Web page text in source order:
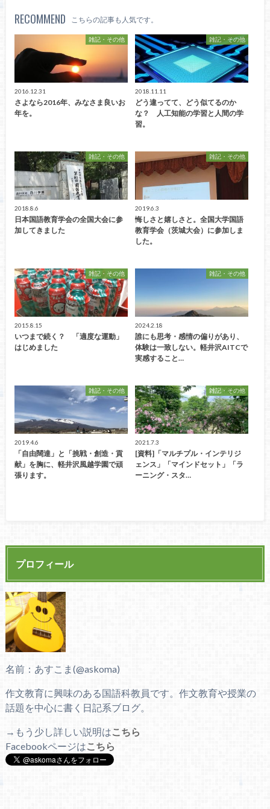
RECOMMEND こちらの記事も人気です。
雑記・その他
2016.12.31
さよなら2016年、みなさま良いお
年を。
雑記・その他
2018.11.11
どう違ってて、どう似てるのか
な？ 人工知能の学習と人間の学
習。
雑記・その他
2018.8.6
日本国語教育学会の全国大会に参
加してきました
雑記・その他
2019.6.3
悔しさと嬉しさと。全国大学国語
教育学会（茨城大会）に参加しま
した。
雑記・その他
2015.8.15
いつまで続く？ 「適度な運動」
はじめました
雑記・その他
2024.2.18
誰にも思考・感情の偏りがあり、
体験は一致しない。軽井沢AITCで
実感すること…
雑記・その他
2019.4.6
「自由闊達」と「挑戦・創造・貢
献」を胸に、軽井沢風越学園で頑
張ります。
雑記・その他
2021.7.3
[資料]「マルチプル・インテリジ
ェンス」「マインドセット」「ラ
ーニング・スタ…
プロフィール
名前：あすこま(@askoma)
作文教育に興味のある国語科教員です。作文教育や授業の
話題を中心に書く日記系ブログ。
→もう少し詳しい説明はこちら
Facebookページはこちら